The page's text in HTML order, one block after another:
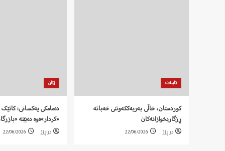
تایبەت
کوردستان، خاڵی بەریەککەوتنی خەباتە
ڕزگاریخوازانەکان
دواڕۆژ 22/06/2026
ژنان
دەمامکی یەکسانی:
«کردار»ەوە دەبێتە
دواڕۆژ 22/06/2026